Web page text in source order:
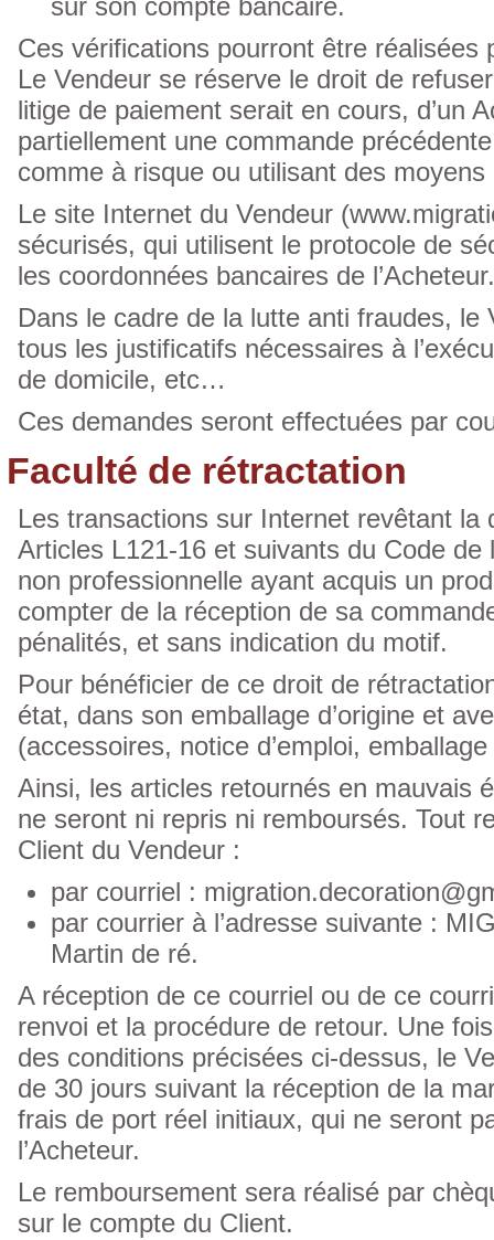
Ces vérifications pourront être réalisées
Le Vendeur se réserve le droit de
litige de paiement serait en cours, d’un
partiellement une commande
comme à risque ou utilisant des
Le site Internet du Vendeur
sécurisés, qui utilisent le protocole de
les coordonnées bancaires de l’Acheteur.
Dans le cadre de la lutte anti fraudes, le
tous les justificatifs nécessaires à
de domicile, etc…
Ces demandes seront effectuées par
Faculté de rétractation
Les transactions sur Internet revêtant
Articles L121-16 et suivants du Code
non professionnelle ayant acquis un
compter de la réception de sa
pénalités, et sans indication du motif.
Pour bénéficier de ce droit de
état, dans son emballage d’origine et
(accessoires, notice d’emploi,
Ainsi, les articles retournés en mauvais
ne seront ni repris ni remboursés. Tout
Client du Vendeur :
par courriel :
par courrier à l’adresse suivante :
Martin de ré.
A réception de ce courriel ou de ce
renvoi et la procédure de retour. Une
des conditions précisées ci-dessus, le
de 30 jours suivant la réception de la
frais de port réel initiaux, qui ne seront
l’Acheteur.
Le remboursement sera réalisé par
sur le compte du Client.